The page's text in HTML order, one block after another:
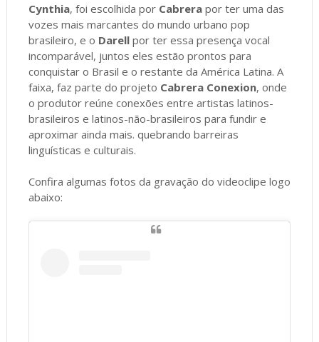
Cynthia, foi escolhida por Cabrerapor ter uma das
vozes mais marcantes do mundo urbano pop
brasileiro, e o Darell por ter essa presença vocal
incomparável, juntos eles estão prontos para
conquistar o Brasil e o restante da América Latina. A
faixa, faz parte do projeto Cabrera Conexion, onde
o produtor reúne conexões entre artistas latinos-
brasileiros e latinos-não-brasileiros para fundir e
aproximar ainda mais. quebrando barreiras
linguísticas e culturais.
Confira algumas fotos da gravação do videoclipe logo
abaixo: